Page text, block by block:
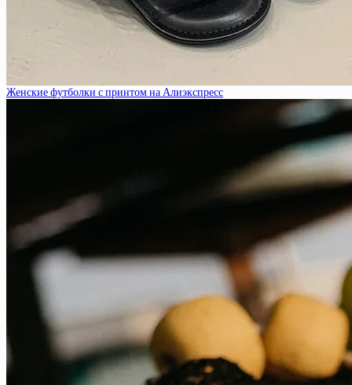
Женские футболки с принтом на Алиэкспресс